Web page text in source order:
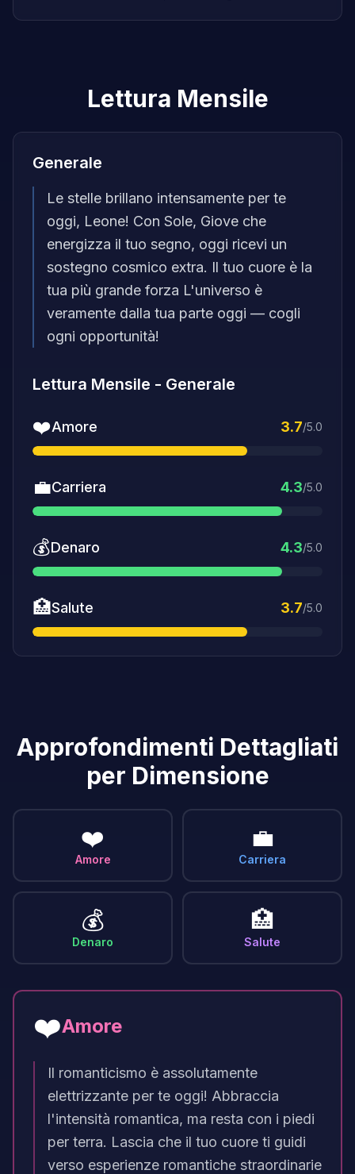
Lettura Mensile
Generale
Le stelle brillano intensamente per te
oggi, Leone! Con Sole, Giove che
energizza il tuo segno, oggi ricevi un
sostegno cosmico extra. Il tuo cuore è la
tua più grande forza L'universo è
veramente dalla tua parte oggi — cogli
ogni opportunità!
Lettura Mensile - Generale
❤️Amore 3.7/5.0
💼Carriera 4.3/5.0
💰Denaro 4.3/5.0
🏥Salute 3.7/5.0
Approfondimenti Dettagliati
per Dimensione
❤️
Amore
💼
Carriera
💰
Denaro
🏥
Salute
❤️Amore
Il romanticismo è assolutamente
elettrizzante per te oggi! Abbraccia
l'intensità romantica, ma resta con i piedi
per terra. Lascia che il tuo cuore ti guidi
verso esperienze romantiche straordinarie